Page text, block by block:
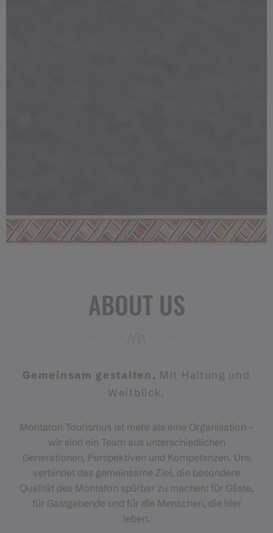
ABOUT US
Gemeinsam gestalten. Mit Haltung und
Weitblick.
Montafon Tourismus ist mehr als eine Organisation –
wir sind ein Team aus unterschiedlichen
Generationen, Perspektiven und Kompetenzen. Uns
verbindet das gemeinsame Ziel, die besondere
Qualität des Montafon spürbar zu machen: für Gäste,
für Gastgebende und für die Menschen, die hier
leben.